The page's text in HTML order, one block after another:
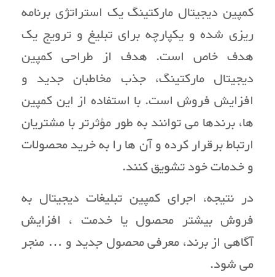
کمپین دیجیتال مارکتینگ یک استراتژی برنامه
ریزی شده و یکپارچه برای تبلیغ و ترویج یک
هدف خاص است. هدف از طراحی کمپین
دیجیتال مارکتینگ، جذب مخاطبان جدید و
افزایش فروش است. با استفاده از این کمپین
ها، برندها می توانند به طور مؤثرتر با مشتریان
ارتباط برقرار کرده و آن ها را به خرید محصولات
و خدمات خود تشویق کنند.
در نتیجه، اجرای کمپین تبلیغات دیجیتال به
فروش بیشتر محصول یا خدمت ، افزایش
آگاهی از برند، معرفی محصول جدید و … منجر
می شود.